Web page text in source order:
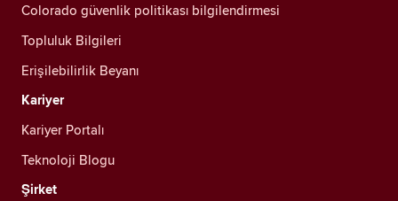
Colorado güvenlik politikası bilgilendirmesi
Topluluk Bilgileri
Erişilebilirlik Beyanı
Kariyer
Kariyer Portalı
Teknoloji Blogu
Şirket